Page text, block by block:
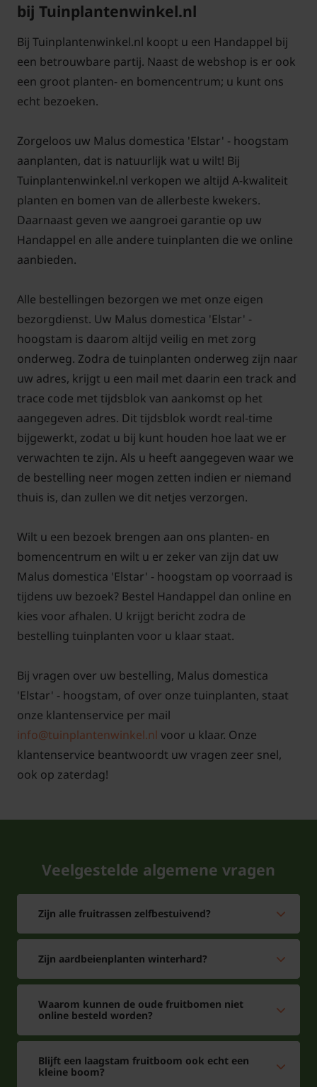
waaruit de zijtakken komen. Snoei elk jaar in de
weg tot op 10 cm vanaf een dikkere houtige tak. De
korte takjes van 10 cm die overblijven worden dikker.
Hieraan vormen zich in de loop van de jaren de
bloemen die kunnen uitgroeien tot vruchten.
Bomen van tuinplantenwinkel.nl kunt u jaarrond
planten. Dit kan omdat we al onze bomen in pot
leveren. Aanplanten in de herfst, winter, lente én
zomer is dus altijd mogelijk, met
bij Tuinplantenwinkel.nl
Bij Tuinplantenwinkel.nl koopt u een Handappel bij
een betrouwbare partij. Naast de webshop is er ook
een groot planten- en bomencentrum; u kunt ons
echt bezoeken.
Zorgeloos uw Malus domestica 'Elstar' - hoogstam
aanplanten, dat is natuurlijk wat u wilt! Bij
Tuinplantenwinkel.nl verkopen we altijd A-kwaliteit
planten en bomen van de allerbeste kwekers.
Daarnaast geven we aangroei garantie op uw
Handappel en alle andere tuinplanten die we online
aanbieden.
Alle bestellingen bezorgen we met onze eigen
bezorgdienst. Uw Malus domestica 'Elstar' -
hoogstam is daarom altijd veilig en met zorg
onderweg. Zodra de tuinplanten onderweg zijn naar
uw adres, krijgt u een mail met daarin een track and
trace code met tijdsblok van aankomst op het
aangegeven adres. Dit tijdsblok wordt real-time
bijgewerkt, zodat u bij kunt houden hoe laat we er
verwachten te zijn. Als u heeft aangegeven waar we
de bestelling neer mogen zetten indien er niemand
thuis is, dan zullen we dit netjes verzorgen.
Wilt u een bezoek brengen aan ons planten- en
bomencentrum en wilt u er zeker van zijn dat uw
Malus domestica 'Elstar' - hoogstam op voorraad is
tijdens uw bezoek? Bestel Handappel dan online en
kies voor afhalen. U krijgt bericht zodra de
bestelling tuinplanten voor u klaar staat.
Bij vragen over uw bestelling, Malus domestica
'Elstar' - hoogstam, of over onze tuinplanten, staat
onze klantenservice per mail
info@tuinplantenwinkel.nl voor u klaar. Onze
klantenservice beantwoordt uw vragen zeer snel,
ook op zaterdag!
Veelgestelde algemene vragen
Zijn alle fruitrassen zelfbestuivend?
Zijn aardbeienplanten winterhard?
Waarom kunnen de oude fruitbomen niet
online besteld worden?
Blijft een laagstam fruitboom ook echt een
kleine boom?